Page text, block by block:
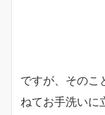
ですが、そのこ
ねてお手洗いに